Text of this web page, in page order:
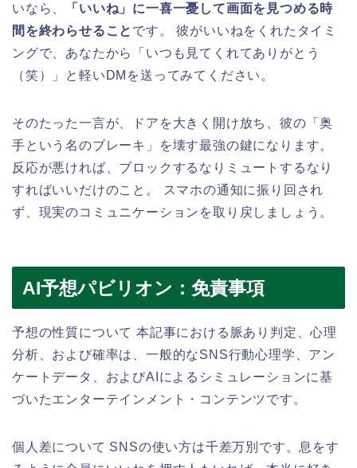
いなら、
「いいね」に一喜一憂して画面を見つめる時
間を終わらせること です。 彼がいいねをくれたタイミ
ングで、あなたから「いつも見てくれてありがとう
（笑）」と軽いDMを送ってみてください。
そのたった一言が、ドアを大きく開け放ち、彼の「奥
手という名のブレーキ」を壊す最強の鍵になります。
反応が悪ければ、ブロックするなりミュートするなり
すればいいだけのこと。 スマホの通知に振り回され
ず、現実のコミュニケーションを取り戻しましょう。
AI予想パビリオン：免責事項
予想の性質について 本記事における脈あり判定、心理
分析、および確率は、一般的なSNS行動心理学、アン
ケートデータ、およびAIによるシミュレーションに基
づいたエンターテインメント・コンテンツです。
個人差について SNSの使い方は千差万別です。息をす